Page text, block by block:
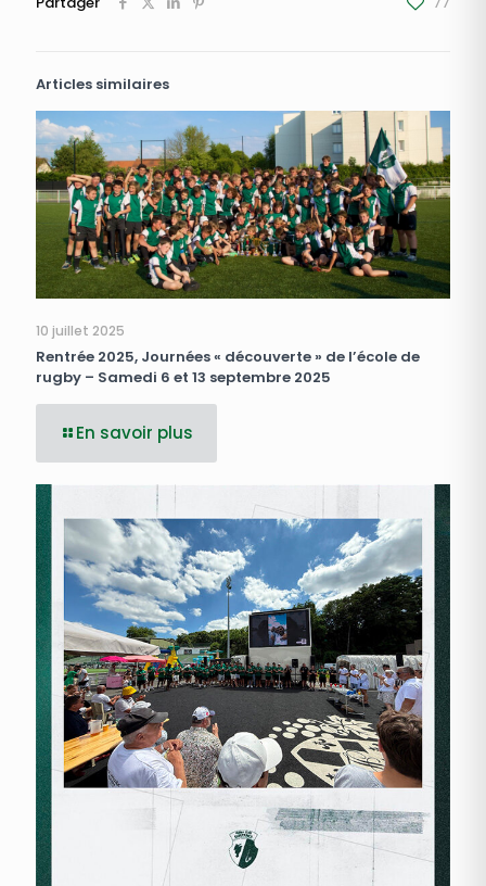
Articles similaires
10 juillet 2025
Rentrée 2025, Journées « découverte » de l’école de
rugby – Samedi 6 et 13 septembre 2025
En savoir plus